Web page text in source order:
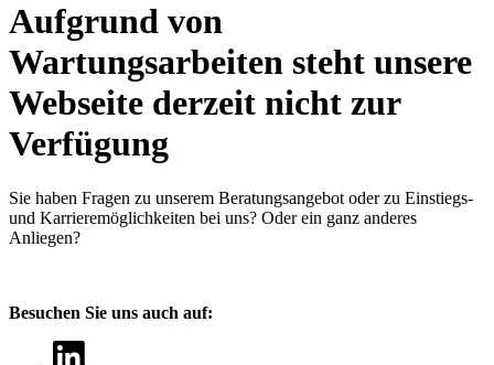
Aufgrund von
Wartungsarbeiten steht unsere
Webseite derzeit nicht zur
Verfügung
Sie haben Fragen zu unserem Beratungsangebot oder zu Einstiegs-
und Karrieremöglichkeiten bei uns? Oder ein ganz anderes
Anliegen?
Besuchen Sie uns auch auf: